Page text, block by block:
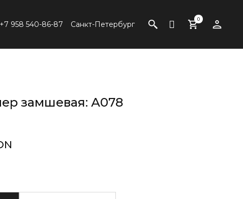
+7 958 540-86-87 Санкт-Петербург
0
замшевая: А078